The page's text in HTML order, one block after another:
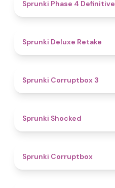
Sprunki Phase 4 Definitive
Sprunki Deluxe Retake
Sprunki Corruptbox 3
Sprunki Shocked
Sprunki Corruptbox